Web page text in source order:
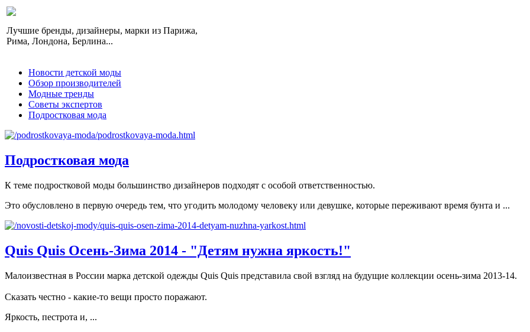
Лучшие бренды, дизайнеры, марки из Парижа,
Рима, Лондона, Берлина...
Новости детской моды
Обзор производителей
Модные тренды
Советы экспертов
Подростковая мода
Подростковая мода
К теме подростковой моды большинство дизайнеров подходят с особой ответственностью.
Это обусловлено в первую очередь тем, что угодить молодому человеку или девушке, которые переживают время бунта и ...
Quis Quis Осень-Зима 2014 - "Детям нужна яркость!"
Малоизвестная в России марка детской одежды Quis Quis представила свой взгляд на будущие коллекции осень-зима 2013-14.
Сказать честно - какие-то вещи просто поражают.
Яркость, пестрота и, ...